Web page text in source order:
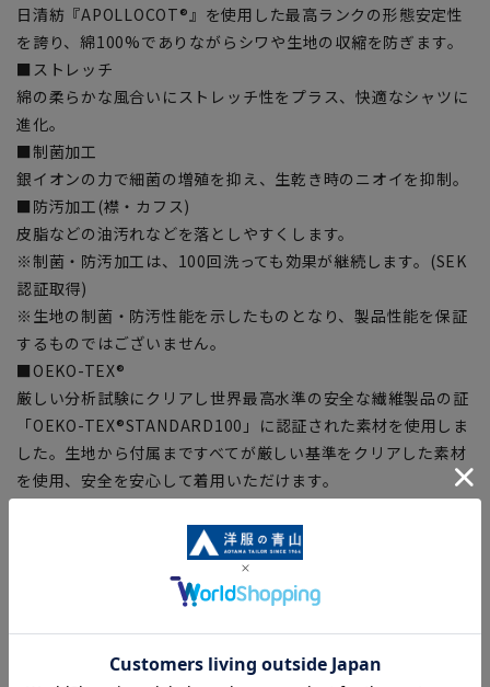
日清紡『APOLLOCOT®』を使用した最高ランクの形態安定性
を誇り、綿100%でありながらシワや生地の収縮を防ぎます。
■ストレッチ
綿の柔らかな風合いにストレッチ性をプラス、快適なシャツに
進化。
■制菌加工
銀イオンの力で細菌の増殖を抑え、生乾き時のニオイを抑制。
■防汚加工(襟・カフス)
皮脂などの油汚れなどを落としやすくします。
※制菌・防汚加工は、100回洗っても効果が継続します。(SEK
認証取得)
※生地の制菌・防汚性能を示したものとなり、製品性能を保証
するものではございません。
■OEKO-TEX®
厳しい分析試験にクリアし世界最高水準の安全な繊維製品の証
「OEKO-TEX®STANDARD100」に認証された素材を使用しま
した。生地から付属まですべてが厳しい基準をクリアした素材
を使用、安全を安心して着用いただけます。
【シルエット】《標準》 (当社比)
【商品に関するご注意】
■ゆとり感には個人差があります。サイズ表を確認の上、ご購